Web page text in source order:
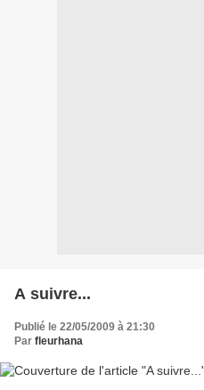
A suivre...
Publié le 22/05/2009 à 21:30
Par fleurhana